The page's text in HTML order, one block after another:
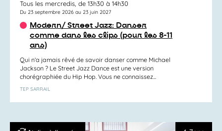
Tous les mercredis, de 13h30 à 14h30
Du 23 septembre 2026 au 23 juin 2027
Modern/ Street Jazz: Danser
comme dans les clips (pour les 8-11
ans)
Qui n’a jamais rêvé de savoir danser comme Michael
Jackson ? Le Street Jazz Dance est une version
chorégraphiée du Hip Hop. Vous ne connaissez...
TEP SARRAIL